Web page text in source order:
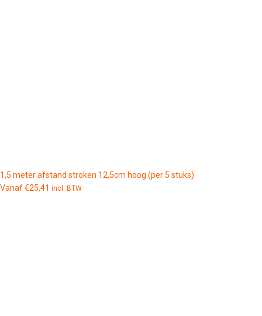
1,5 meter afstand stroken 12,5cm hoog (per 5 stuks)
Vanaf€25,41 incl. BTW